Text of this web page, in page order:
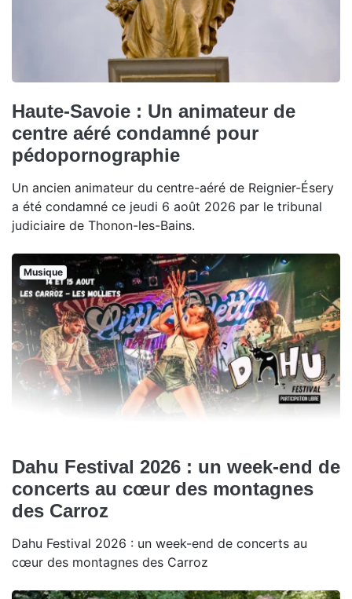
Haute-Savoie : Un animateur de
centre aéré condamné pour
pédopornographie
Un ancien animateur du centre-aéré de Reignier-Ésery
a été condamné ce jeudi 6 août 2026 par le tribunal
judiciaire de Thonon-les-Bains.
Musique
Dahu Festival 2026 : un week-end de
concerts au cœur des montagnes
des Carroz
Dahu Festival 2026 : un week-end de concerts au
cœur des montagnes des Carroz